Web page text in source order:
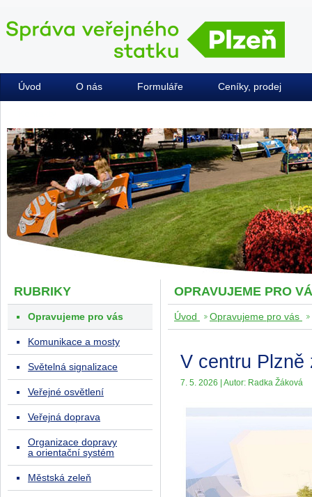
Úvod O nás Formuláře Ceníky, prodej
OPRAVUJEME PRO
Úvod Opravujeme pro vás
V centru Plzně
7. 5. 2026 | Autor: Radka Žáková
RUBRIKY
Opravujeme pro vás
Komunikace a mosty
Světelná signalizace
Veřejné osvětlení
Veřejná doprava
Organizace dopravy
a orientační systém
Městská zeleň